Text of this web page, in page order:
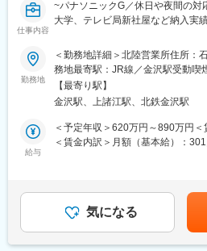
仕事内容
~パナソニックG／休日や夜間の
大学、テレビ局新社屋など納入実
■担当業務：
（1）空調機器の物販営業
（2）設計事務所へのスペックイ
社への物件営業
（3）ゼネコンへの階層営業とス
（4）パナソニックグループの互
■担当業務詳細：
・営業業務に付随する、見積りや
勤務地
＜勤務地詳細＞北陸営業所住所：
務地最寄駅：JR線／金沢駅受動喫
囲：会社の定める事業所
【最寄り駅】
金沢駅、上諸江駅、北鉄金沢駅
給与
＜予定年収＞620万円～890万円
＜賃金内訳＞月額（基本給）：
定）、家族手当、職務関連手当、
夜勤務手当、など賃金はあくまで
じて上下する可能性があります。
記です。
気になる